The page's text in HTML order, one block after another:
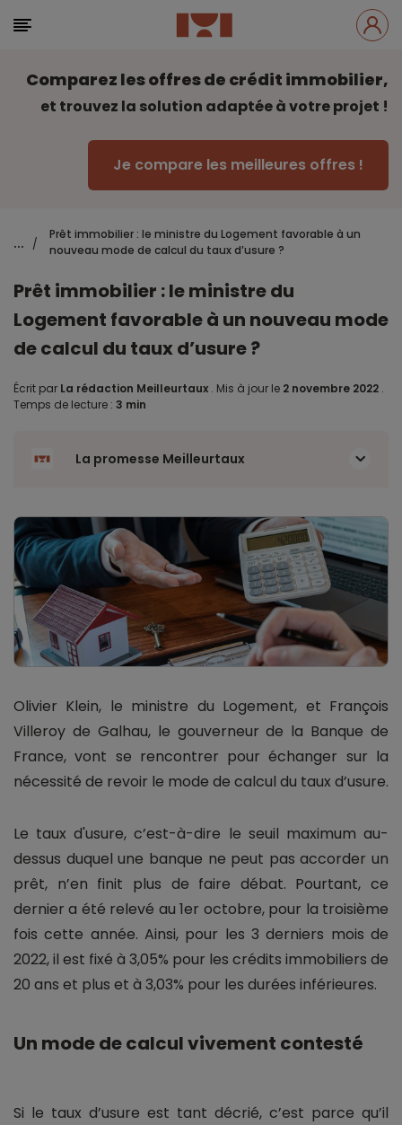
Comparez les offres de crédit immobilier,
et trouvez la solution adaptée à votre projet !
Je compare les meilleures offres !
... /
Prêt immobilier : le ministre du Logement favorable à un
nouveau mode de calcul du taux d’usure ?
Prêt immobilier : le ministre du
Logement favorable à un nouveau mode
de calcul du taux d’usure ?
Écrit par La rédaction Meilleurtaux . Mis à jour le 2 novembre 2022 .
Temps de lecture : 3 min
La promesse Meilleurtaux
Olivier Klein, le ministre du Logement, et François
Villeroy de Galhau, le gouverneur de la Banque de
France, vont se rencontrer pour échanger sur la
nécessité de revoir le mode de calcul du taux d’usure.
Le taux d'usure, c’est-à-dire le seuil maximum au-
dessus duquel une banque ne peut pas accorder un
prêt, n’en finit plus de faire débat. Pourtant, ce
dernier a été relevé au 1er octobre, pour la troisième
fois cette année. Ainsi, pour les 3 derniers mois de
2022, il est fixé à 3,05% pour les crédits immobiliers de
20 ans et plus et à 3,03% pour les durées inférieures.
Un mode de calcul vivement contesté
Si le taux d’usure est tant décrié, c’est parce qu’il